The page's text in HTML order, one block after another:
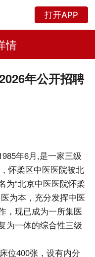
打开APP
情
年公开招聘
年6月,是一家三级
怀柔区中医医院被北
为“北京中医医院怀柔
为本，充分发挥中医
，现已成为一所集医
为一体的综合性三级
位400张，设有内分